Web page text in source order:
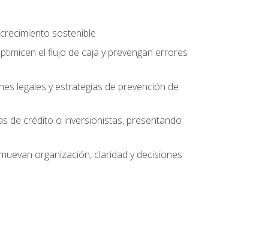
sostenible
el flujo de caja y prevengan errores
legales y estrategias de prevención de
de crédito o inversionistas, presentando
organización, claridad y decisiones